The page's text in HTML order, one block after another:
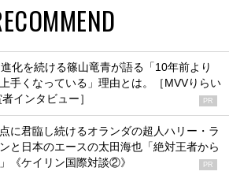
化を続ける篠山竜青が語る「10年前より
手くなっている」理由とは。［MVVりらい
インタビュー］
PR
に君臨し続けるオランダの超人ハリー・ラ
と日本のエースの太田海也「絶対王者から
《ケイリン国際対談②》
PR